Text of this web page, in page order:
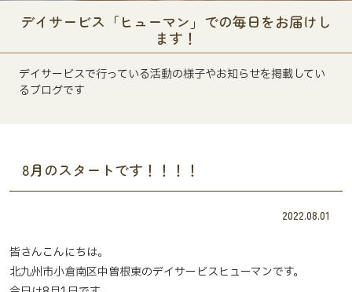
デイサービス「ヒューマン」での毎日をお届けし
ます！
デイサービスで行っている活動の様子やお知らせを掲載してい
るブログです
8月のスタートです！！！！
2022.08.01
皆さんこんにちは。
北九州市小倉南区中曽根東のデイサービスヒューマンです。